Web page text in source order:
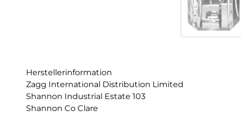
Herstellerinformation
Zagg International Distribution Limited
Shannon Industrial Estate 103
Shannon Co Clare